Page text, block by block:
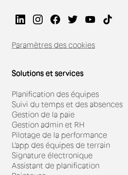
Paramètres des cookies
Solutions et services
Planification des équipes
Suivi du temps et des absences
Gestion de la paie
Gestion admin et RH
Pilotage de la performance
L'app des équipes de terrain
Signature électronique
Assistant de planification